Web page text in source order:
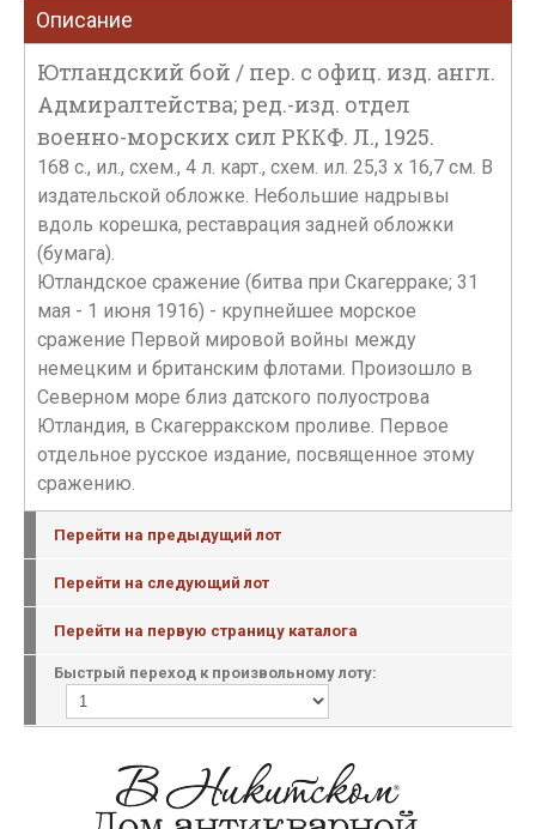
Описание
Ютландский бой / пер. с офиц. изд. англ.
Адмиралтейства; ред.-изд. отдел
военно-морских сил РККФ. Л., 1925.
168 с., ил., схем., 4 л. карт., схем. ил. 25,3 х 16,7 см. В
издательской обложке. Небольшие надрывы
вдоль корешка, реставрация задней обложки
(бумага).
Ютландское сражение (битва при Скагерраке; 31
мая - 1 июня 1916) - крупнейшее морское
сражение Первой мировой войны между
немецким и британским флотами. Произошло в
Северном море близ датского полуострова
Ютландия, в Скагерракском проливе. Первое
отдельное русское издание, посвященное этому
сражению.
Перейти на предыдущий лот
Перейти на следующий лот
Перейти на первую страницу каталога
Быстрый переход к произвольному лоту: